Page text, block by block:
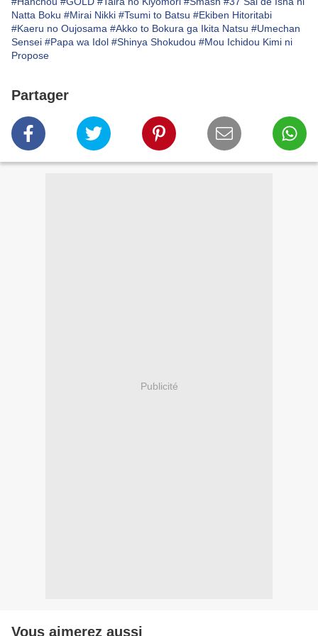
Natta Boku #Mirai Nikki #Tsumi to Batsu #Ekiben Hitoritabi
#Kaeru no Oujosama #Akko to Bokura ga Ikita Natsu #Umechan
Sensei #Papa wa Idol #Shinya Shokudou #Mou Ichidou Kimi ni
Propose
Partager
Publicité
Vous aimerez aussi